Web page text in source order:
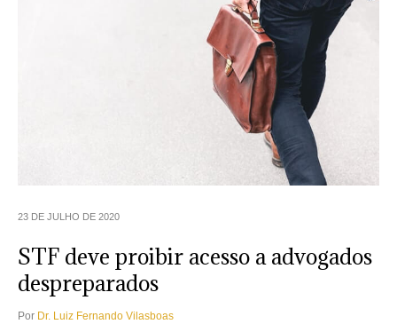
23 DE JULHO DE 2020
STF deve proibir acesso a advogados
despreparados
Por Dr. Luiz Fernando Vilasboas